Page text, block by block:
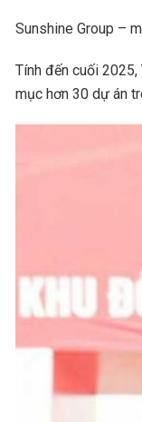
Sunshine Group –
Tính đến cuối
mục hơn 30 dự án